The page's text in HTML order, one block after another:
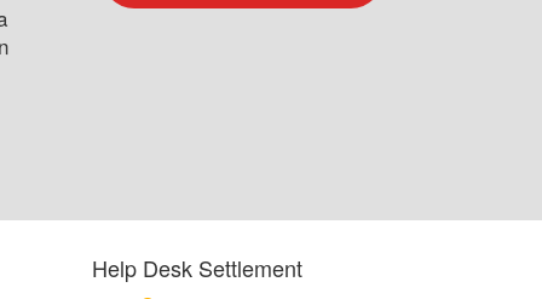
Help Desk Settlement